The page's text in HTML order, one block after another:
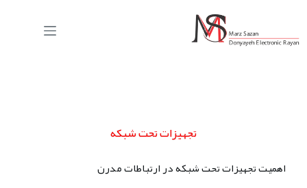
تجهیزات تحت شبکه
اهمیت تجهیزات تحت شبکه در ارتباطات مدرن